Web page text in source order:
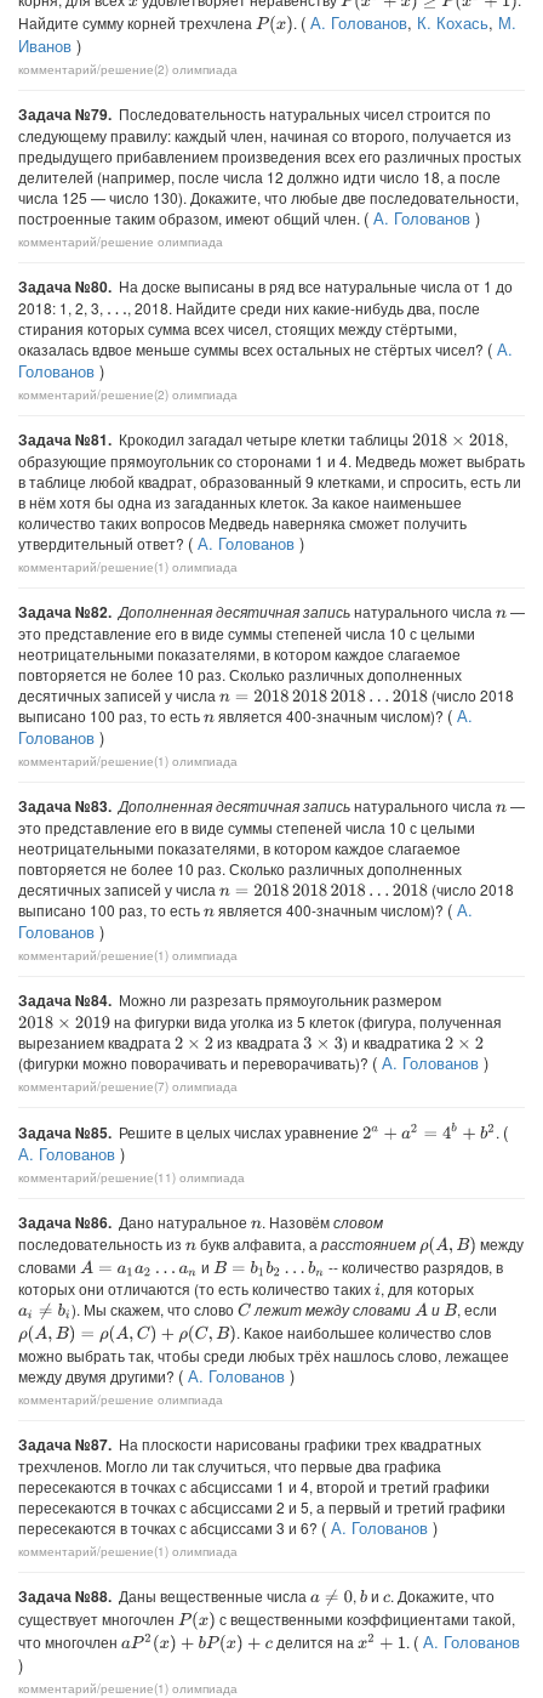
x
Найдите сумму корней трехчлена P(x) . ( А. Голованов, К. Кохась, М.
Иванов )
комментарий/решение(2) олимпиада
Задача №79. Последовательность натуральных чисел строится по
следующему правилу: каждый член, начиная со второго, получается из
предыдущего прибавлением произведения всех его различных простых
делителей (например, после числа 12 должно идти число 18, а после
числа 125 — число 130). Докажите, что любые две последовательности,
построенные таким образом, имеют общий член. ( А. Голованов )
комментарий/решение олимпиада
Задача №80. На доске выписаны в ряд все натуральные числа от 1 до
2018: 1, 2, 3,
…
, 2018. Найдите среди них какие-нибудь два, после
стирания которых сумма всех чисел, стоящих между стёртыми,
оказалась вдвое меньше суммы всех остальных не стёртых чисел? ( А.
Голованов )
комментарий/решение(2) олимпиада
Задача №81. Крокодил загадал четыре клетки таблицы 2018×2018
,
образующие прямоугольник со сторонами 1 и 4. Медведь может выбрать
в таблице любой квадрат, образованный 9 клетками, и спросить, есть ли
в нём хотя бы одна из загаданных клеток. За какое наименьшее
количество таких вопросов Медведь наверняка сможет получить
утвердительный ответ? ( А. Голованов )
комментарий/решение(1) олимпиада
Задача №82. Дополненная десятичная записьнатурального числа n—
это представление его в виде суммы степеней числа 10 с целыми
неотрицательными показателями, в котором каждое слагаемое
повторяется не более 10 раз. Сколько различных дополненных
десятичных записей у числа n=201820182018…2018
(число 2018
выписано 100 раз, то естьnявляется 400-значным числом)? ( А.
Голованов )
комментарий/решение(1) олимпиада
Задача №83. Дополненная десятичная записьнатурального числа n—
это представление его в виде суммы степеней числа 10 с целыми
неотрицательными показателями, в котором каждое слагаемое
повторяется не более 10 раз. Сколько различных дополненных
десятичных записей у числа n=201820182018…2018
(число 2018
выписано 100 раз, то естьnявляется 400-значным числом)? ( А.
Голованов )
комментарий/решение(1) олимпиада
Задача №84. Можно ли разрезать прямоугольник размером
2018×2019
на фигурки вида уголка из 5 клеток (фигура, полученная
вырезанием квадрата 2 ×2 из квадрата3 ×3 ) и квадратика 2×2
(фигурки можно поворачивать и переворачивать)? ( А. Голованов )
комментарий/решение(7) олимпиада
Задача №85. Решите в целых числах уравнение 2a +a 2=4 b+ b2 . (
А. Голованов )
комментарий/решение(11) олимпиада
Задача №86. Дано натуральное n. Назовёмсловом
последовательность из nбукв алфавита, а расстояниемρ(A,B )
между
словами A= a1 a2…a n и B= b1 b2…bn
-- количество разрядов, в
которых они отличаются (то есть количество такихi, для которых
ai≠ bi ). Мы скажем, что словоC лежит между словамиA иB, если
ρ(A,B)=ρ (A C)+ρ(C,B )
. Какое наибольшее количество слов
можно выбрать так, чтобы среди любых трёх нашлось слово, лежащее
между двумя другими? ( А. Голованов )
комментарий/решение олимпиада
Задача №87. На плоскости нарисованы графики трех квадратных
трехчленов. Могло ли так случиться, что первые два графика
пересекаются в точках с абсциссами 1 и 4, второй и третий графики
пересекаются в точках с абсциссами 2 и 5, а первый и третий графики
пересекаются в точках с абсциссами 3 и 6? ( А. Голованов )
комментарий/решение(1) олимпиада
Задача №88. Даны вещественные числа a≠0 , bи c. Докажите, что
существует многочлен P(x)
с вещественными коэффициентами такой,
что многочлен aP2(x)+b P( x)+c делится на x2+1 . ( А. Голованов
)
комментарий/решение(1) олимпиада